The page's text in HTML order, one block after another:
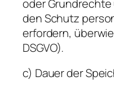
oder
den Schutz
erfordern,
DSGVO).
c) Dauer der